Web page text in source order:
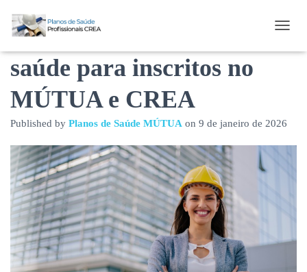
A
Benefícios do plano de
saúde para inscritos no
MÚTUA e CREA
Published by Planos de Saúde MÚTUA on 9 de janeiro de 2026